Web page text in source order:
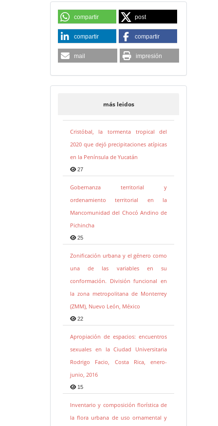
compartir post
compartir compartir
mail impresión
más leidos
Cristóbal, la tormenta tropical del
2020 que dejó precipitaciones atípicas
en la Península de Yucatán
27
Gobernanza territorial y
ordenamiento territorial en la
Mancomunidad del Chocó Andino de
Pichincha
25
Zonificación urbana y el género como
una de las variables en su
conformación. División funcional en
la zona metropolitana de Monterrey
(ZMM), Nuevo León, México
22
Apropiación de espacios: encuentros
sexuales en la Ciudad Universitaria
Rodrigo Facio, Costa Rica, enero-
junio, 2016
15
Inventario y composición florística de
la flora urbana de uso ornamental y